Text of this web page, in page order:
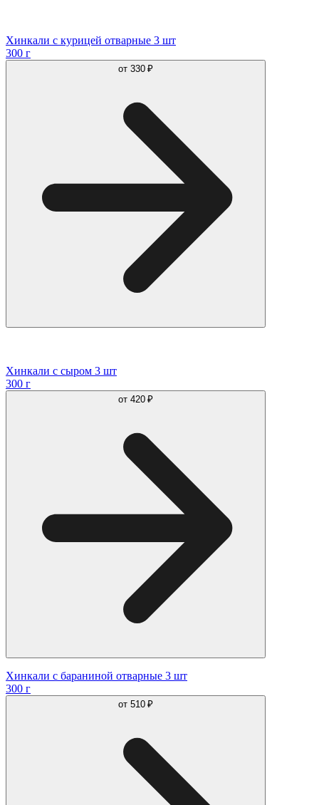
Хинкали с курицей отварные 3 шт
300 г
от 330 ₽
Хинкали с сыром 3 шт
300 г
от 420 ₽
Хинкали с бараниной отварные 3 шт
300 г
от 510 ₽